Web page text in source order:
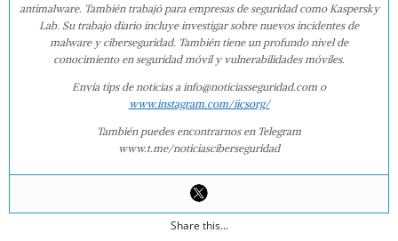
antimalware. También trabajó para empresas de seguridad como Kaspersky
Lab. Su trabajo diario incluye investigar sobre nuevos incidentes de
malware y ciberseguridad. También tiene un profundo nivel de
conocimiento en seguridad móvil y vulnerabilidades móviles.
Envía tips de noticias a info@noticiasseguridad.com o
www.instagram.com/iicsorg/
También puedes encontrarnos en Telegram
www.t.me/noticiasciberseguridad
Share this...